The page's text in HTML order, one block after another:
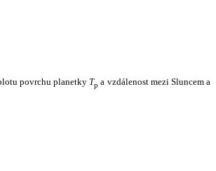
povrchu planetky Tp a vzdálenost mezi Sluncem a